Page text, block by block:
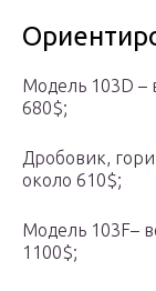
Модель 103D –
680$;
Дробовик,
около 610$;
Модель 103F–
1100$;